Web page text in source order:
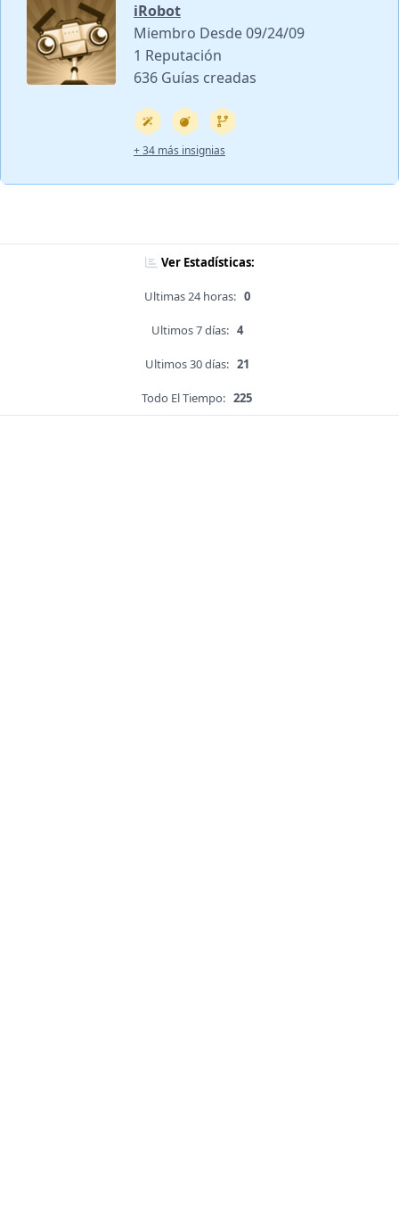
iRobot
Miembro Desde 09/24/09
1 Reputación
636 Guías creadas
+ 34 más insignias
Ver Estadísticas:
Ultimas 24 horas: 0
Ultimos 7 días: 4
Ultimos 30 días: 21
Todo El Tiempo: 225